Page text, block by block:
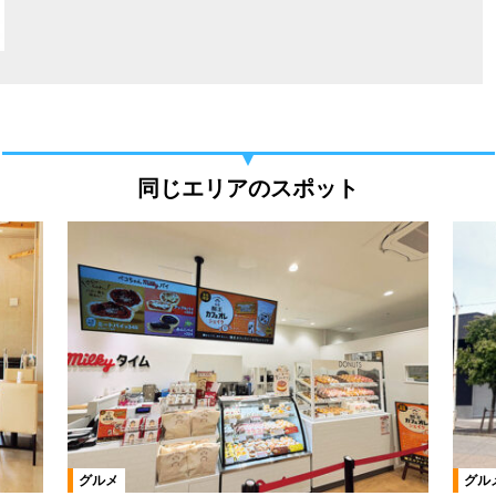
同じエリアのスポット
グルメ グル